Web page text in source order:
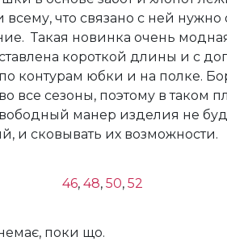
что связано с ней нужно
Такая новинка очень модная
короткой длины и с
контурам юбки и на полке.
все сезоны, поэтому в таком
манер изделия не
и сковывать их возможности.
46, 48, 50, 52
поки що.